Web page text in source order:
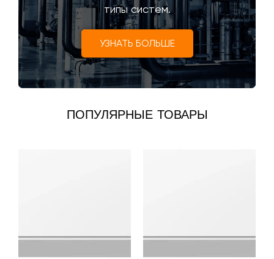
типы систем.
УЗНАТЬ БОЛЬШЕ
ПОПУЛЯРНЫЕ ТОВАРЫ